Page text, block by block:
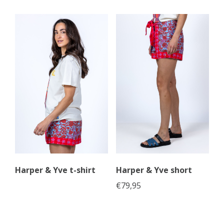
Harper & Yve t-shirt
Harper & Yve short
€79,95